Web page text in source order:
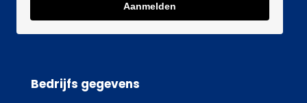
Aanmelden
Bedrijfs gegevens